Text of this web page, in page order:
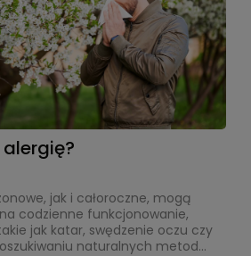
jak i całoroczne, mogą
codzienne funkcjonowanie,
jak katar, swędzenie oczu czy
naturalnych metod...